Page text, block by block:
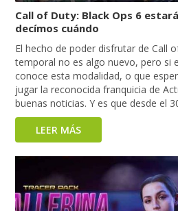
Call of Duty: Black Ops 6
decímos cuándo
El hecho de poder disfrutar de Call
temporal no es algo nuevo, pero si
conoce esta modalidad, o que
jugar la reconocida franquicia de
buenas noticias. Y es que desde el
LEER MÁS